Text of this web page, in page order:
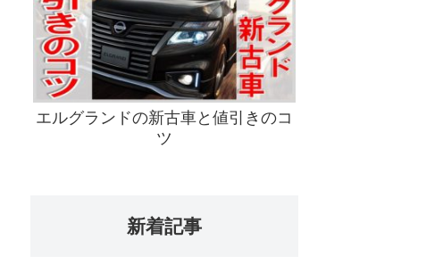
エルグランドの新古車と値引きのコ
ツ
新着記事